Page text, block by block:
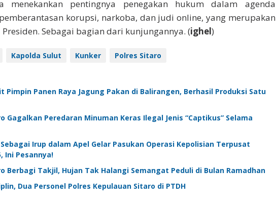
menekankan pentingnya penegakan hukum dalam agenda
korupsi, narkoba, dan judi online, yang merupakan
Sebagai bagian dari kunjungannya. (ighel)
Kapolda Sulut Kunker Polres Sitaro
Pimpin Panen Raya Jagung Pakan di Balirangen, Berhasil Produksi Satu
Gagalkan Peredaran Minuman Keras Ilegal Jenis “Captikus” Selama
Irup dalam Apel Gelar Pasukan Operasi Kepolisian Terpusat
Ini Pesannya!
Berbagi Takjil, Hujan Tak Halangi Semangat Peduli di Bulan Ramadhan
Dua Personel Polres Kepulauan Sitaro di PTDH